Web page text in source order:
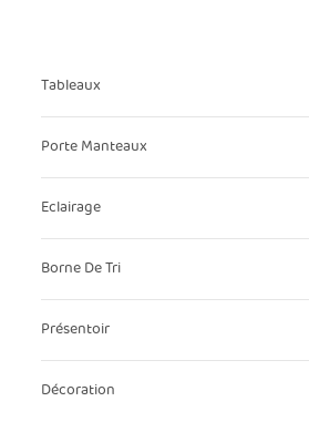
Tableaux
Porte Manteaux
Eclairage
Borne De Tri
Présentoir
Décoration